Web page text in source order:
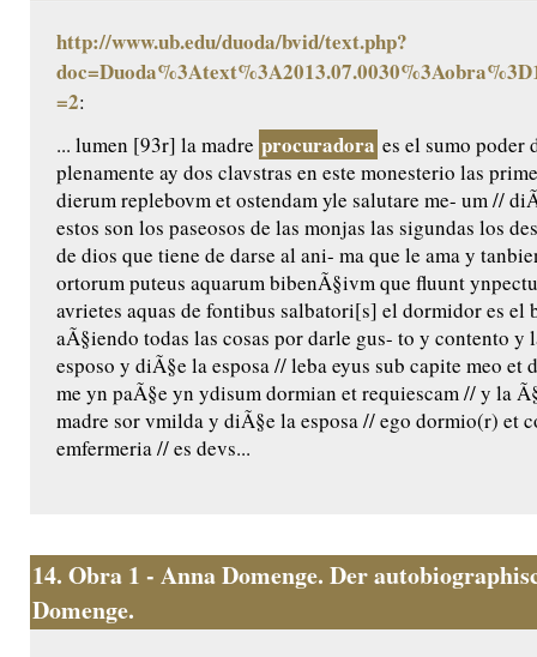
http://www.ub.edu/duoda/bvid/text.php?
=2:
... lumen [93r] la madre procuradora es el sumo poder
plenamente ay dos clavstras en este monesterio las
dierum replebovm et ostendam yle salutare me- um //
estos son los paseosos de las monjas las sigundas los
de dios que tiene de darse al ani- ma que le ama y
ortorum puteus aquarum bibenÃ§ivm que fluunt
avrietes aquas de fontibus salbatori[s] el dormidor es el
aÃ§iendo todas las cosas por darle gus- to y contento y
esposo y diÃ§e la esposa // leba eyus sub capite meo et
me yn paÃ§e yn ydisum dormian et requiescam // y la
madre sor vmilda y diÃ§e la esposa // ego dormio(r) et
emfermeria // es devs...
14. Obra 1 - Anna Domenge. Der
Domenge.